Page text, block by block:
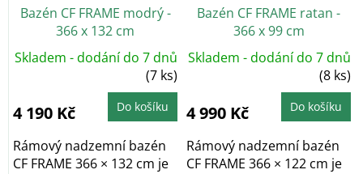
Bazén CF FRAME modrý -
366 x 132 cm
Skladem - dodání do 7 dnů
(7 ks)
4 190 Kč Do košíku
Rámový nadzemní bazén
CF FRAME 366 × 132 cm je
Bazén CF FRAME ratan -
366 x 99 cm
Skladem - dodání do 7 dnů
(8 ks)
4 990 Kč Do košíku
Rámový nadzemní bazén
CF FRAME 366 × 122 cm je